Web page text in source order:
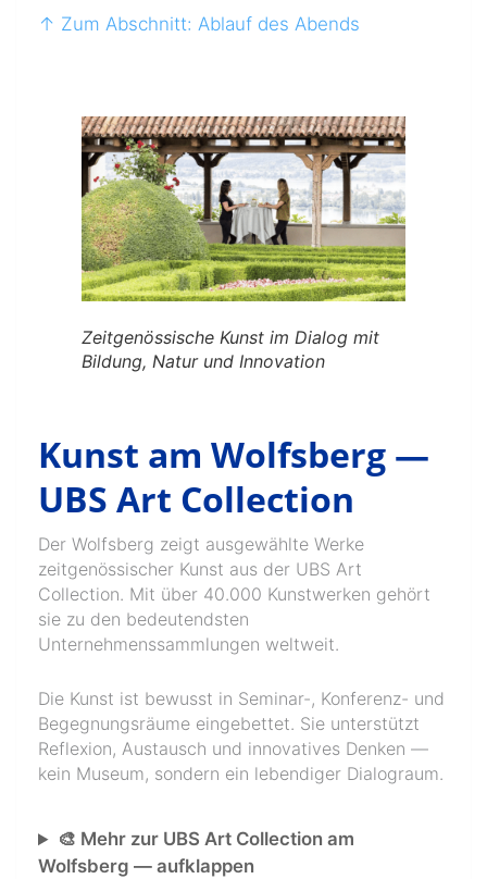
↑ Zum Abschnitt: Ablauf des Abends
Zeitgenössische Kunst im Dialog mit
Bildung, Natur und Innovation
Kunst am Wolfsberg —
UBS Art Collection
Der Wolfsberg zeigt ausgewählte Werke
zeitgenössischer Kunst aus der UBS Art
Collection. Mit über 40.000 Kunstwerken gehört
sie zu den bedeutendsten
Unternehmenssammlungen weltweit.
Die Kunst ist bewusst in Seminar-, Konferenz- und
Begegnungsräume eingebettet. Sie unterstützt
Reflexion, Austausch und innovatives Denken —
kein Museum, sondern ein lebendiger Dialograum.
🎨 Mehr zur UBS Art Collection am
Wolfsberg — aufklappen